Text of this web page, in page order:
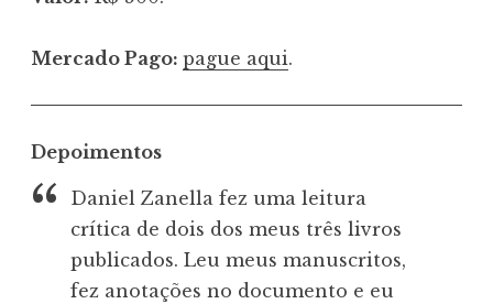
Mercado Pago: pague aqui.
Depoimentos
Daniel Zanella fez uma leitura
crítica de dois dos meus três livros
publicados. Leu meus manuscritos,
fez anotações no documento e eu